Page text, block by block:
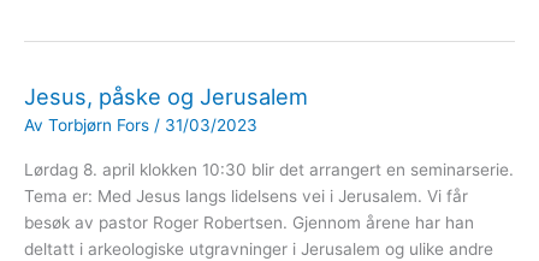
Jesus, påske og Jerusalem
Av Torbjørn Fors / 31/03/2023
Lørdag 8. april klokken 10:30 blir det arrangert en seminarserie.
Tema er: Med Jesus langs lidelsens vei i Jerusalem. Vi får
besøk av pastor Roger Robertsen. Gjennom årene har han
deltatt i arkeologiske utgravninger i Jerusalem og ulike andre